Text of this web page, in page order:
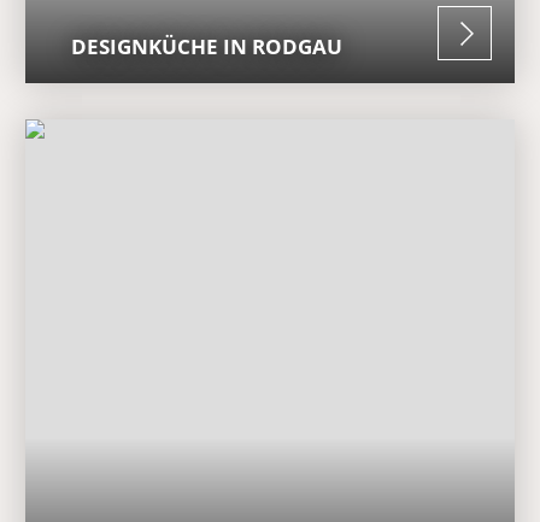
DESIGNKÜCHE IN RODGAU